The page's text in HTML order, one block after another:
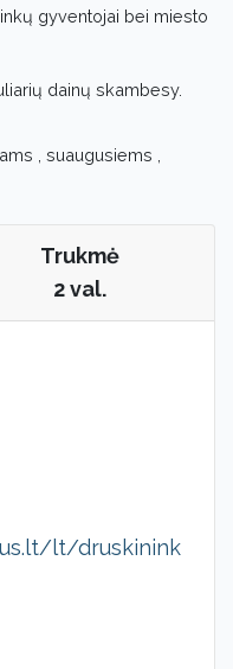
gyventojai bei miesto
dainų skambesy.
, suaugusiems ,
Trukmė
2 val.
lt/druskinink